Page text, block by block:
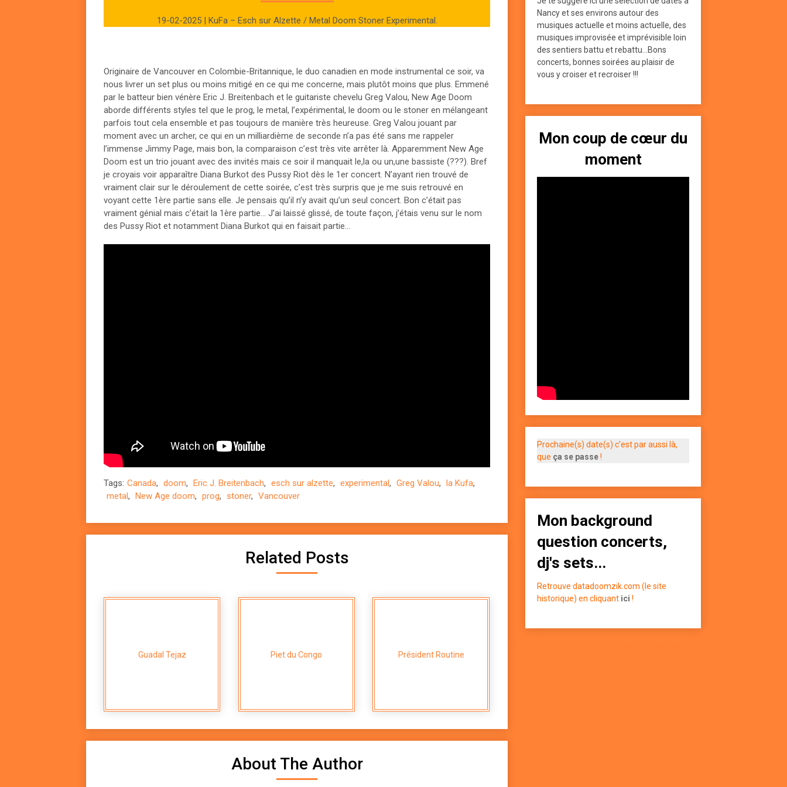
19-02-2025 | KuFa – Esch sur Alzette / Metal Doom Stoner Experimental.
Originaire de Vancouver en Colombie-Britannique, le duo canadien en mode instrumental ce soir, va
nous livrer un set plus ou moins mitigé en ce qui me concerne, mais plutôt moins que plus. Emmené
par le batteur bien vénère Eric J. Breitenbach et le guitariste chevelu Greg Valou, New Age Doom
aborde différents styles tel que le prog, le metal, l’expérimental, le doom ou le stoner en mélangeant
parfois tout cela ensemble et pas toujours de manière très heureuse. Greg Valou jouant par
moment avec un archer, ce qui en un milliardième de seconde n’a pas été sans me rappeler
l’immense Jimmy Page, mais bon, la comparaison c’est très vite arrêter là. Apparemment New Age
Doom est un trio jouant avec des invités mais ce soir il manquait le,la ou un,une bassiste (???). Bref
je croyais voir apparaître Diana Burkot des Pussy Riot dès le 1er concert. N’ayant rien trouvé de
vraiment clair sur le déroulement de cette soirée, c’est très surpris que je me suis retrouvé en
voyant cette 1ère partie sans elle. Je pensais qu’il n’y avait qu’un seul concert. Bon c’était pas
vraiment génial mais c’était la 1ère partie… J’ai laissé glissé, de toute façon, j’étais venu sur le nom
des Pussy Riot et notamment Diana Burkot qui en faisait partie…
Tags: Canada, doom, Eric J. Breitenbach, esch sur alzette, experimental, Greg Valou, la Kufa,
metal, New Age doom, prog, stoner, Vancouver
Related Posts
Guadal Tejaz Piet du Congo Président Routine
About The Author
Nancy et ses environs autour des
musiques actuelle et moins actuelle, des
musiques improvisée et imprévisible loin
des sentiers battu et rebattu...Bons
concerts, bonnes soirées au plaisir de
vous y croiser et recroiser !!!
Mon coup de cœur du
moment
Prochaine(s) date(s) c'est par aussi là,
que ça se passe!
Mon background
question concerts,
dj's sets...
Retrouve datadoomzik.com (le site
historique) en cliquant ici !